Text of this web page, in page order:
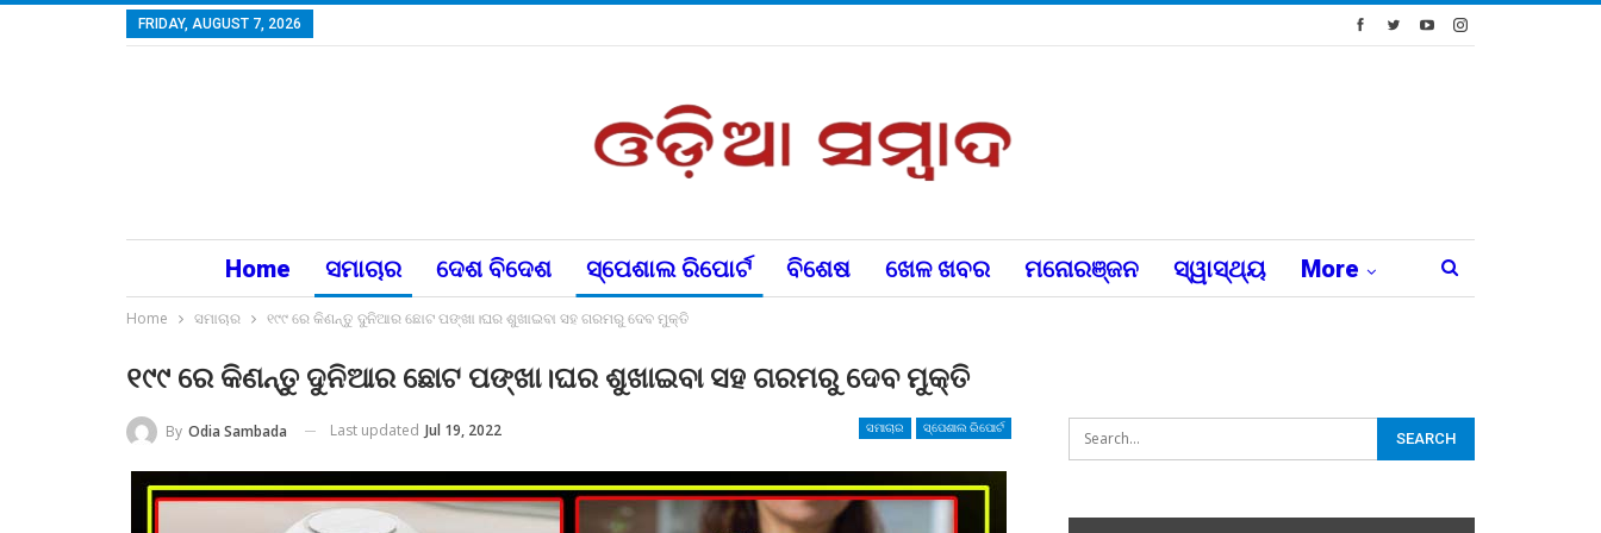
FRIDAY, AUGUST 7, 2026
Home ସମାଚାର ଦେଶ ବିଦେଶ ସ୍ପେଶାଲ ରିପୋର୍ଟ ବିଶେଷ ଖେଳ ଖବର ମନୋରଞ୍ଜନ ସ୍ୱାସ୍ଥ୍ୟ More
Home ସମାଚାର ୧୯୯ ରେ କିଣନ୍ତୁ ଦୁନିଆର ଛୋଟ ପଙ୍ଖା।ଘର ଶୁଖାଇବା ସହ ଗରମରୁ ଦେବ ମୁକ୍ତି
୧୯୯ ରେ କିଣନ୍ତୁ ଦୁନିଆର ଛୋଟ ପଙ୍ଖା।ଘର ଶୁଖାଇବା ସହ ଗରମରୁ ଦେବ ମୁକ୍ତି
ସମାଚାର ସ୍ପେଶାଲ ରିପୋର୍ଟ
By Odia Sambada Last updated Jul 19, 2022